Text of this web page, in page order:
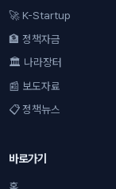
🚀 K-Startup
🏦 정책자금
🏛 나라장터
📰 보도자료
📋 정책뉴스
바로가기